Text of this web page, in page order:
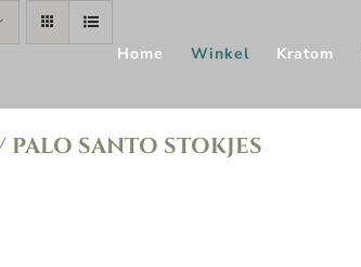
Home Winkel Kratom
SANTO STOKJES